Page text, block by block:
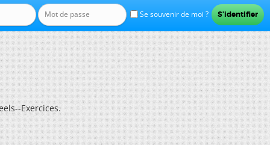
Se souvenir de moi ?
Exercices.